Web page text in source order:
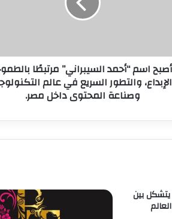
أصبح اسم “أحمد السيبراني” مرتبطًا
الإبداع، والتطور السريع في عالم
وصناعة المحتوى داخل مصر.
بين